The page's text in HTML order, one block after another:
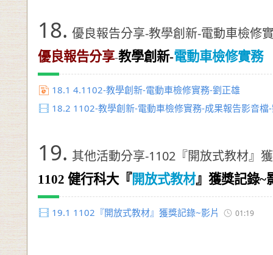
18. 優良報告分享-教學創新-電動車檢修
優良報告分享-教學創新-電動車檢修實務
18.1 4.1102-教學創新-電動車檢修實務-劉正雄
18.2 1102-教學創新-電動車檢修實務-成果報告影音檔
19. 其他活動分享-1102『開放式教材』
1102 健行科大『開放式教材』獲獎記錄~
19.1 1102『開放式教材』獲獎記錄~影片 01:19